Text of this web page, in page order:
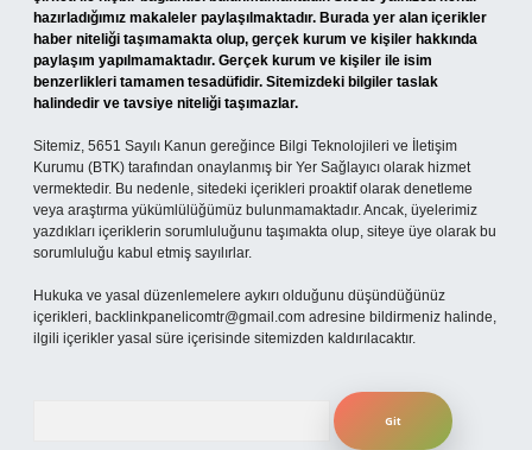
hazırladığımız makaleler paylaşılmaktadır. Burada yer alan içerikler
haber niteliği taşımamakta olup, gerçek kurum ve kişiler hakkında
paylaşım yapılmamaktadır. Gerçek kurum ve kişiler ile isim
benzerlikleri tamamen tesadüfidir. Sitemizdeki bilgiler taslak
halindedir ve tavsiye niteliği taşımazlar.
Sitemiz, 5651 Sayılı Kanun gereğince Bilgi Teknolojileri ve İletişim
Kurumu (BTK) tarafından onaylanmış bir Yer Sağlayıcı olarak hizmet
vermektedir. Bu nedenle, sitedeki içerikleri proaktif olarak denetleme
veya araştırma yükümlülüğümüz bulunmamaktadır. Ancak, üyelerimiz
yazdıkları içeriklerin sorumluluğunu taşımakta olup, siteye üye olarak bu
sorumluluğu kabul etmiş sayılırlar.
Hukuka ve yasal düzenlemelere aykırı olduğunu düşündüğünüz
içerikleri, backlinkpanelicomtr@gmail.com adresine bildirmeniz halinde,
ilgili içerikler yasal süre içerisinde sitemizden kaldırılacaktır.